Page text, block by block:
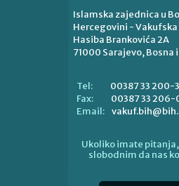
Islamska zajednica u
Hercegovini -
Hasiba Brankovića 2A
71000 Sarajevo, Bosna
Tel:
00387 33 200-
Fax:
00387 33 206-
Email:
Ukoliko imate
slobodnim da nas